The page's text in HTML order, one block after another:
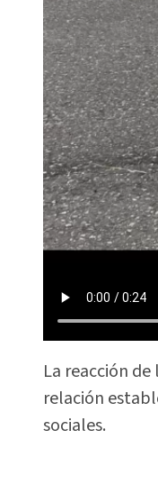
La reacción
relación
sociales.